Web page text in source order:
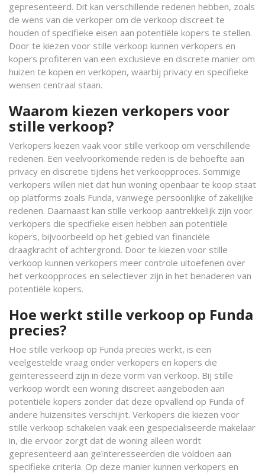
gepresenteerd. Dit kan verschillende redenen hebben, zoals
de wens van de verkoper om de verkoop discreet te
houden of specifieke eisen aan potentiële kopers te stellen.
Door te kiezen voor stille verkoop kunnen verkopers en
kopers profiteren van een exclusieve en discrete manier om
huizen te kopen en verkopen, waarbij privacy en specifieke
wensen centraal staan.
Waarom kiezen verkopers voor
stille verkoop?
Verkopers kiezen vaak voor stille verkoop om verschillende
redenen. Een veelvoorkomende reden is de behoefte aan
privacy en discretie tijdens het verkoopproces. Sommige
verkopers willen niet dat hun woning openbaar te koop staat
op platforms zoals Funda, vanwege persoonlijke of zakelijke
redenen. Daarnaast kan stille verkoop aantrekkelijk zijn voor
verkopers die specifieke eisen hebben aan potentiële
kopers, bijvoorbeeld op het gebied van financiële
draagkracht of achtergrond. Door te kiezen voor stille
verkoop kunnen verkopers meer controle uitoefenen over
het verkoopproces en selectiever zijn in het benaderen van
potentiële kopers.
Hoe werkt stille verkoop op Funda
precies?
Hoe stille verkoop op Funda precies werkt, is een
veelgestelde vraag onder verkopers en kopers die
geïnteresseerd zijn in deze vorm van verkoop. Bij stille
verkoop wordt een woning discreet aangeboden aan
potentiële kopers zonder dat deze opvallend op Funda of
andere huizensites verschijnt. Verkopers die kiezen voor
stille verkoop schakelen vaak een gespecialiseerde makelaar
in, die ervoor zorgt dat de woning alleen wordt
gepresenteerd aan geïnteresseerden die voldoen aan
specifieke criteria. Op deze manier kunnen verkopers en